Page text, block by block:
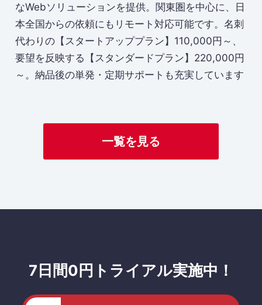
なWebソリューションを提供。関東圏を中心に、日
本全国からの依頼にもリモート対応可能です。名刺
代わりの【スタートアッププラン】110,000円～、
要望を反映する【スタンダードプラン】220,000円
～。納品後の単発・定期サポートも充実しています
一覧を見る
7日間0円トライアル実施中！